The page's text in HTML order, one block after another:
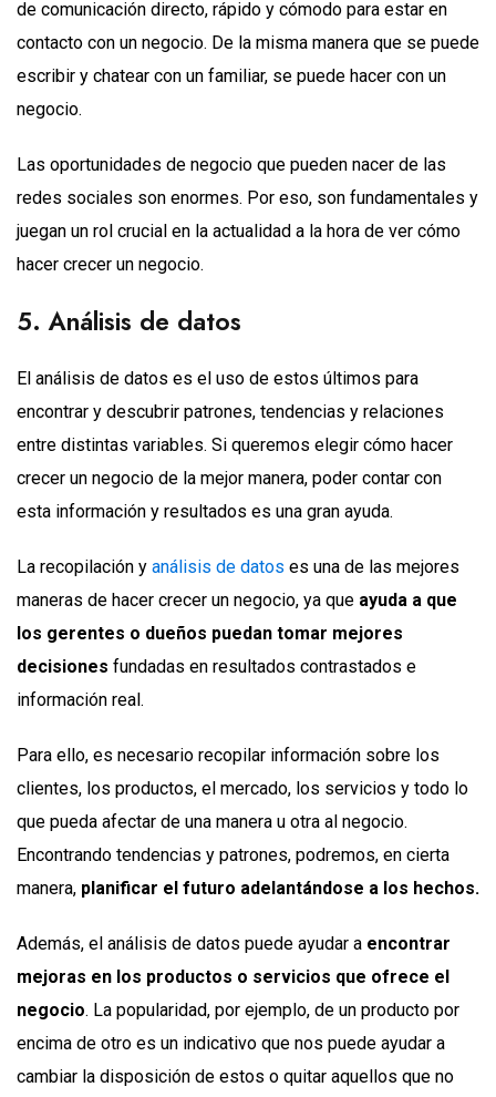
de comunicación directo, rápido y cómodo para estar en
contacto con un negocio. De la misma manera que se puede
escribir y chatear con un familiar, se puede hacer con un
negocio.
Las oportunidades de negocio que pueden nacer de las
redes sociales son enormes. Por eso, son fundamentales y
juegan un rol crucial en la actualidad a la hora de ver cómo
hacer crecer un negocio.
5. Análisis de datos
El análisis de datos es el uso de estos últimos para
encontrar y descubrir patrones, tendencias y relaciones
entre distintas variables. Si queremos elegir cómo hacer
crecer un negocio de la mejor manera, poder contar con
esta información y resultados es una gran ayuda.
La recopilación y análisis de datos es una de las mejores
maneras de hacer crecer un negocio, ya que ayuda a que
los gerentes o dueños puedan tomar mejores
decisiones fundadas en resultados contrastados e
información real.
Para ello, es necesario recopilar información sobre los
clientes, los productos, el mercado, los servicios y todo lo
que pueda afectar de una manera u otra al negocio.
Encontrando tendencias y patrones, podremos, en cierta
manera, planificar el futuro adelantándose a los hechos.
Además, el análisis de datos puede ayudar a encontrar
mejoras en los productos o servicios que ofrece el
negocio. La popularidad, por ejemplo, de un producto por
encima de otro es un indicativo que nos puede ayudar a
cambiar la disposición de estos o quitar aquellos que no